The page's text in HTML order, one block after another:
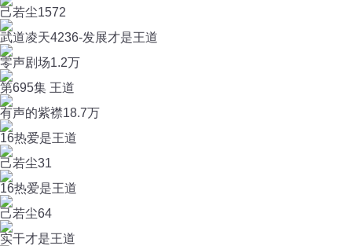
己若尘1572
武道凌天4236-发展才是王道
零声剧场1.2万
第695集 王道
有声的紫襟18.7万
16热爱是王道
己若尘31
16热爱是王道
己若尘64
实干才是王道